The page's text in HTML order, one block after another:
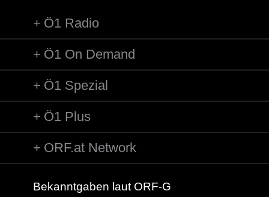
Ö1 Radio
Ö1 On Demand
Ö1 Spezial
Ö1 Plus
ORF.at Network
Bekanntgaben laut ORF-G